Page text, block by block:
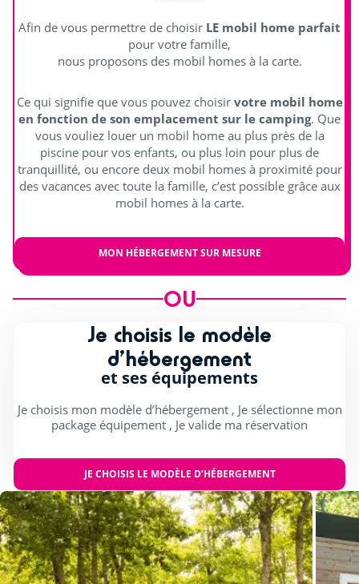
Afin de vous permettre de choisir LE mobil home parfait
pour votre famille,
nous proposons des mobil homes à la carte.
Ce qui signifie que vous pouvez choisir votre mobil home
en fonction de son emplacement sur le camping. Que
vous vouliez louer un mobil home au plus près de la
piscine pour vos enfants, ou plus loin pour plus de
tranquillité, ou encore deux mobil homes à proximité pour
des vacances avec toute la famille, c’est possible grâce aux
mobil homes à la carte.
MON HÉBERGEMENT SUR MESURE
OU
Je choisis le modèle
d’hébergement
et ses équipements
Je choisis mon modèle d’hébergement , Je sélectionne mon
package équipement , Je valide ma réservation
JE CHOISIS LE MODÈLE D’HÉBERGEMENT